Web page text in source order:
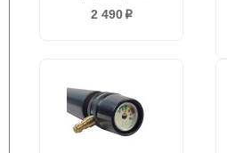
2 490p